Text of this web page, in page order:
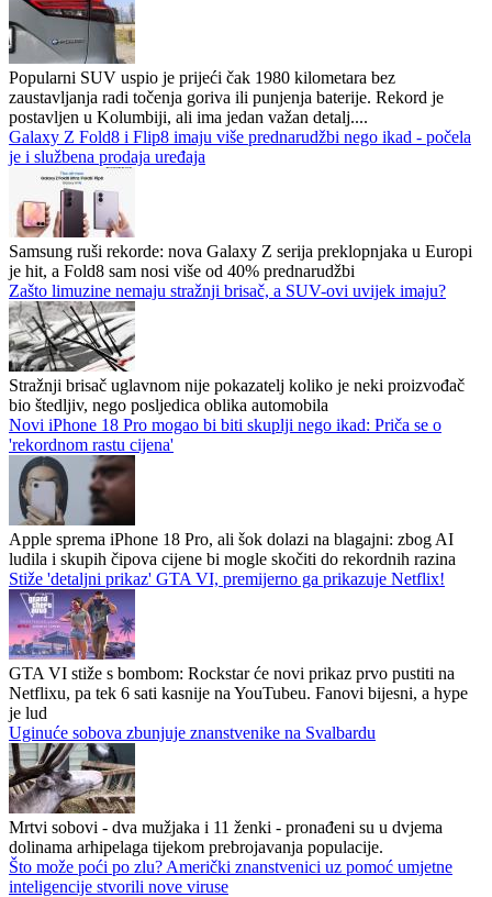
Popularni SUV uspio je prijeći čak 1980 kilometara bez
zaustavljanja radi točenja goriva ili punjenja baterije. Rekord je
postavljen u Kolumbiji, ali ima jedan važan detalj....
Galaxy Z Fold8 i Flip8 imaju više prednarudžbi nego ikad - počela
je i službena prodaja uređaja
Samsung ruši rekorde: nova Galaxy Z serija preklopnjaka u Europi
je hit, a Fold8 sam nosi više od 40% prednarudžbi
Zašto limuzine nemaju stražnji brisač, a SUV-ovi uvijek imaju?
Stražnji brisač uglavnom nije pokazatelj koliko je neki proizvođač
bio štedljiv, nego posljedica oblika automobila
Novi iPhone 18 Pro mogao bi biti skuplji nego ikad: Priča se o
'rekordnom rastu cijena'
Apple sprema iPhone 18 Pro, ali šok dolazi na blagajni: zbog AI
ludila i skupih čipova cijene bi mogle skočiti do rekordnih razina
Stiže 'detaljni prikaz' GTA VI, premijerno ga prikazuje Netflix!
GTA VI stiže s bombom: Rockstar će novi prikaz prvo pustiti na
Netflixu, pa tek 6 sati kasnije na YouTubeu. Fanovi bijesni, a hype
je lud
Uginuće sobova zbunjuje znanstvenike na Svalbardu
Mrtvi sobovi - dva mužjaka i 11 ženki - pronađeni su u dvjema
dolinama arhipelaga tijekom prebrojavanja populacije.
Što može poći po zlu? Američki znanstvenici uz pomoć umjetne
inteligencije stvorili nove viruse